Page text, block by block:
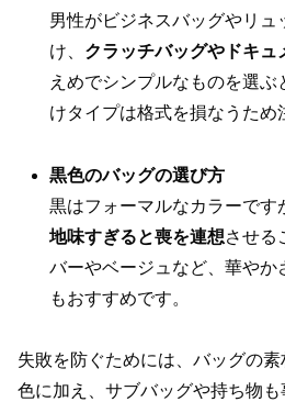
男性がビジネスバッグやリュ
け、 クラッチバッグやドキュ
えめでシンプルなものを選
けタイプは格式を損なうため
黒色のバッグの選び方
黒はフォーマルなカラーです
地味すぎると喪を連想させる
バーやベージュなど、華やか
もおすすめです。
失敗を防ぐためには、バッグの素
色に加え、サブバッグや持ち物